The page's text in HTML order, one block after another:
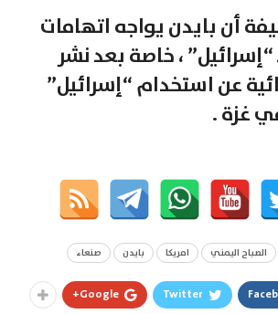
أن بايدن يواجه اتهامات
“إسرائيل” ، خاصة بعد نشر
عن استخدام “إسرائيل”
غزة .
الصباح اليمني امريكا بايدن صنعاء
Twitter
Google+